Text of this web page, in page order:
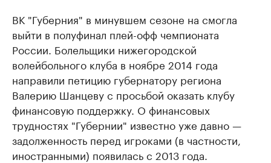
ВК "Губерния" в минувшем сезоне на смогла
выйти в полуфинал плей-офф чемпионата
России. Болельщики нижегородской
волейбольного клуба в ноябре 2014 года
направили петицию губернатору региона
Валерию Шанцеву с просьбой оказать клубу
финансовую поддержку. О финансовых
трудностях "Губернии" известно уже давно —
задолженность перед игроками (в частности,
иностранными) появилась с 2013 года.